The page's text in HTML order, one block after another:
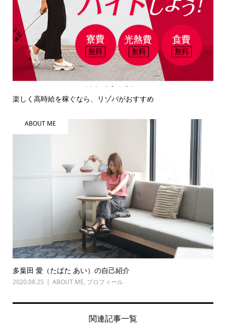
楽しく高時給を稼ぐなら、リゾバがおすすめ
ABOUT ME
多葉田 愛（たばた あい）の自己紹介
2020.08.25 ABOUT ME, プロフィール
関連記事一覧